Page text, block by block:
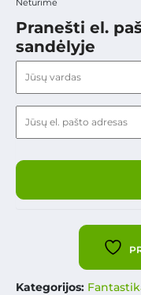
Neturime
Pranešti el.
sandėlyje
Kategorijos: